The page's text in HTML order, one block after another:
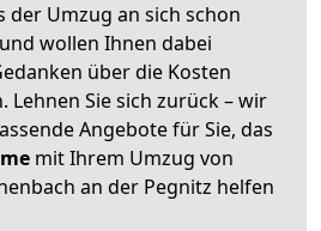
der Umzug an sich schon
wollen Ihnen dabei
über die Kosten
Lehnen Sie sich zurück – wir
Angebote für Sie, das
mit Ihrem Umzug von
an der Pegnitz helfen